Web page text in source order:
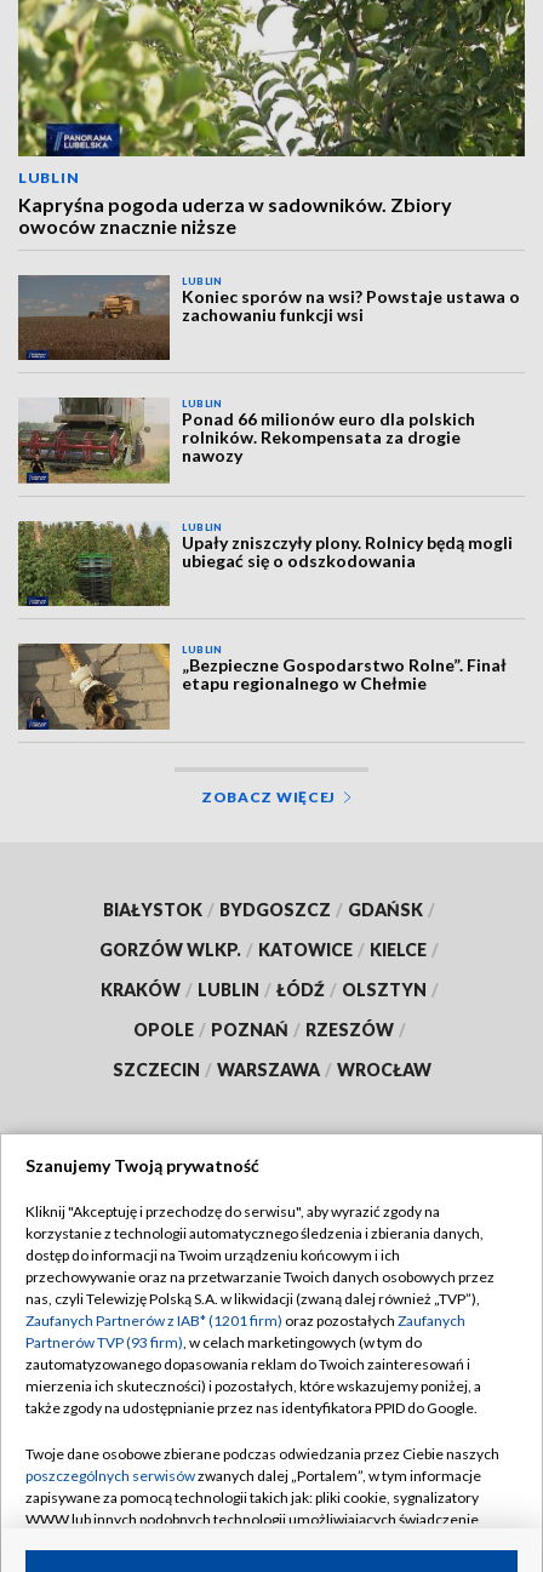
LUBLIN
Kapryśna pogoda uderza w sadowników. Zbiory
owoców znacznie niższe
LUBLIN
Koniec sporów na wsi? Powstaje ustawa o
zachowaniu funkcji wsi
LUBLIN
Ponad 66 milionów euro dla polskich
rolników. Rekompensata za drogie
nawozy
LUBLIN
Upały zniszczyły plony. Rolnicy będą mogli
ubiegać się o odszkodowania
LUBLIN
„Bezpieczne Gospodarstwo Rolne”. Finał
etapu regionalnego w Chełmie
ZOBACZ WIĘCEJ
BIAŁYSTOK / BYDGOSZCZ / GDAŃSK /
GORZÓW WLKP. / KATOWICE / KIELCE /
KRAKÓW / LUBLIN / ŁÓDŹ / OLSZTYN /
OPOLE / POZNAŃ / RZESZÓW /
SZCZECIN / WARSZAWA / WROCŁAW
TVP
Abonament TVP
Emisja w TVP
Centrum informacji TVP
Naziemna Telewizja Cyfrowa
Rada Programowa
System NOS
Informacje o nadawcy
Regulamin TVP
Polityka prywatności
Moje zgody
Pomoc
Kontakt
Kanały
Szanujemy Twoją prywatność
Kliknij "Akceptuję i przechodzę do serwisu", aby wyrazić zgody na
korzystanie z technologii automatycznego śledzenia i zbierania danych,
dostęp do informacji na Twoim urządzeniu końcowym i ich
przechowywanie oraz na przetwarzanie Twoich danych osobowych przez
nas, czyli Telewizję Polską S.A. w likwidacji (zwaną dalej również „TVP”),
Zaufanych Partnerów z IAB* (1201 firm) oraz pozostałych Zaufanych
Partnerów TVP (93 firm), w celach marketingowych (w tym do
zautomatyzowanego dopasowania reklam do Twoich zainteresowań i
mierzenia ich skuteczności) i pozostałych, które wskazujemy poniżej, a
także zgody na udostępnianie przez nas identyfikatora PPID do Google.
Twoje dane osobowe zbierane podczas odwiedzania przez Ciebie naszych
poszczególnych serwisówzwanych dalej „Portalem”, w tym informacje
zapisywane za pomocą technologii takich jak: pliki cookie, sygnalizatory
WWW lub innych podobnych technologii umożliwiających świadczenie